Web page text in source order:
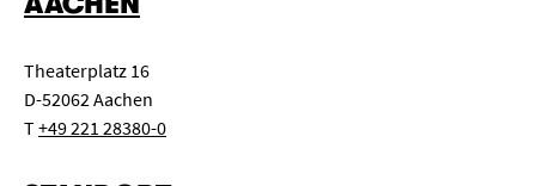
Theaterplatz 16
D-52062 Aachen
T+49 221 28380-0